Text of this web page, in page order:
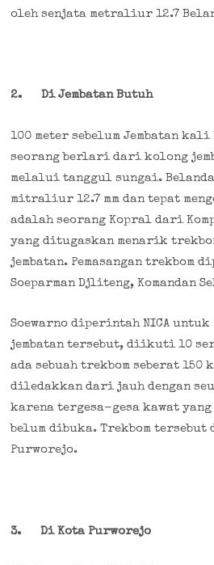
oleh senjata metraliur 12.7
2. Di Jembatan Butuh
100 meter sebelum Jembatan
seorang berlari dari kolong
melalui tanggul sungai. Belanda
mitraliur 12.7 mm dan tepat
adalah seorang Kopral dari
yang ditugaskan menarik
jembatan. Pemasangan trekbom
Soeparman Djliteng, Komandan
Soewarno diperintah NICA
jembatan tersebut, diikuti 10
ada sebuah trekbom seberat 150
diledakkan dari jauh dengan
karena tergesa-gesa kawat
belum dibuka. Trekbom tersebut
Purworejo.
3. Di Kota Purworejo